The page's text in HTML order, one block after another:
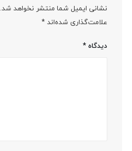
نشانی ایمیل شما منتشر نخواهد شد.
علامت‌گذاری شده‌اند *
دیدگاه *